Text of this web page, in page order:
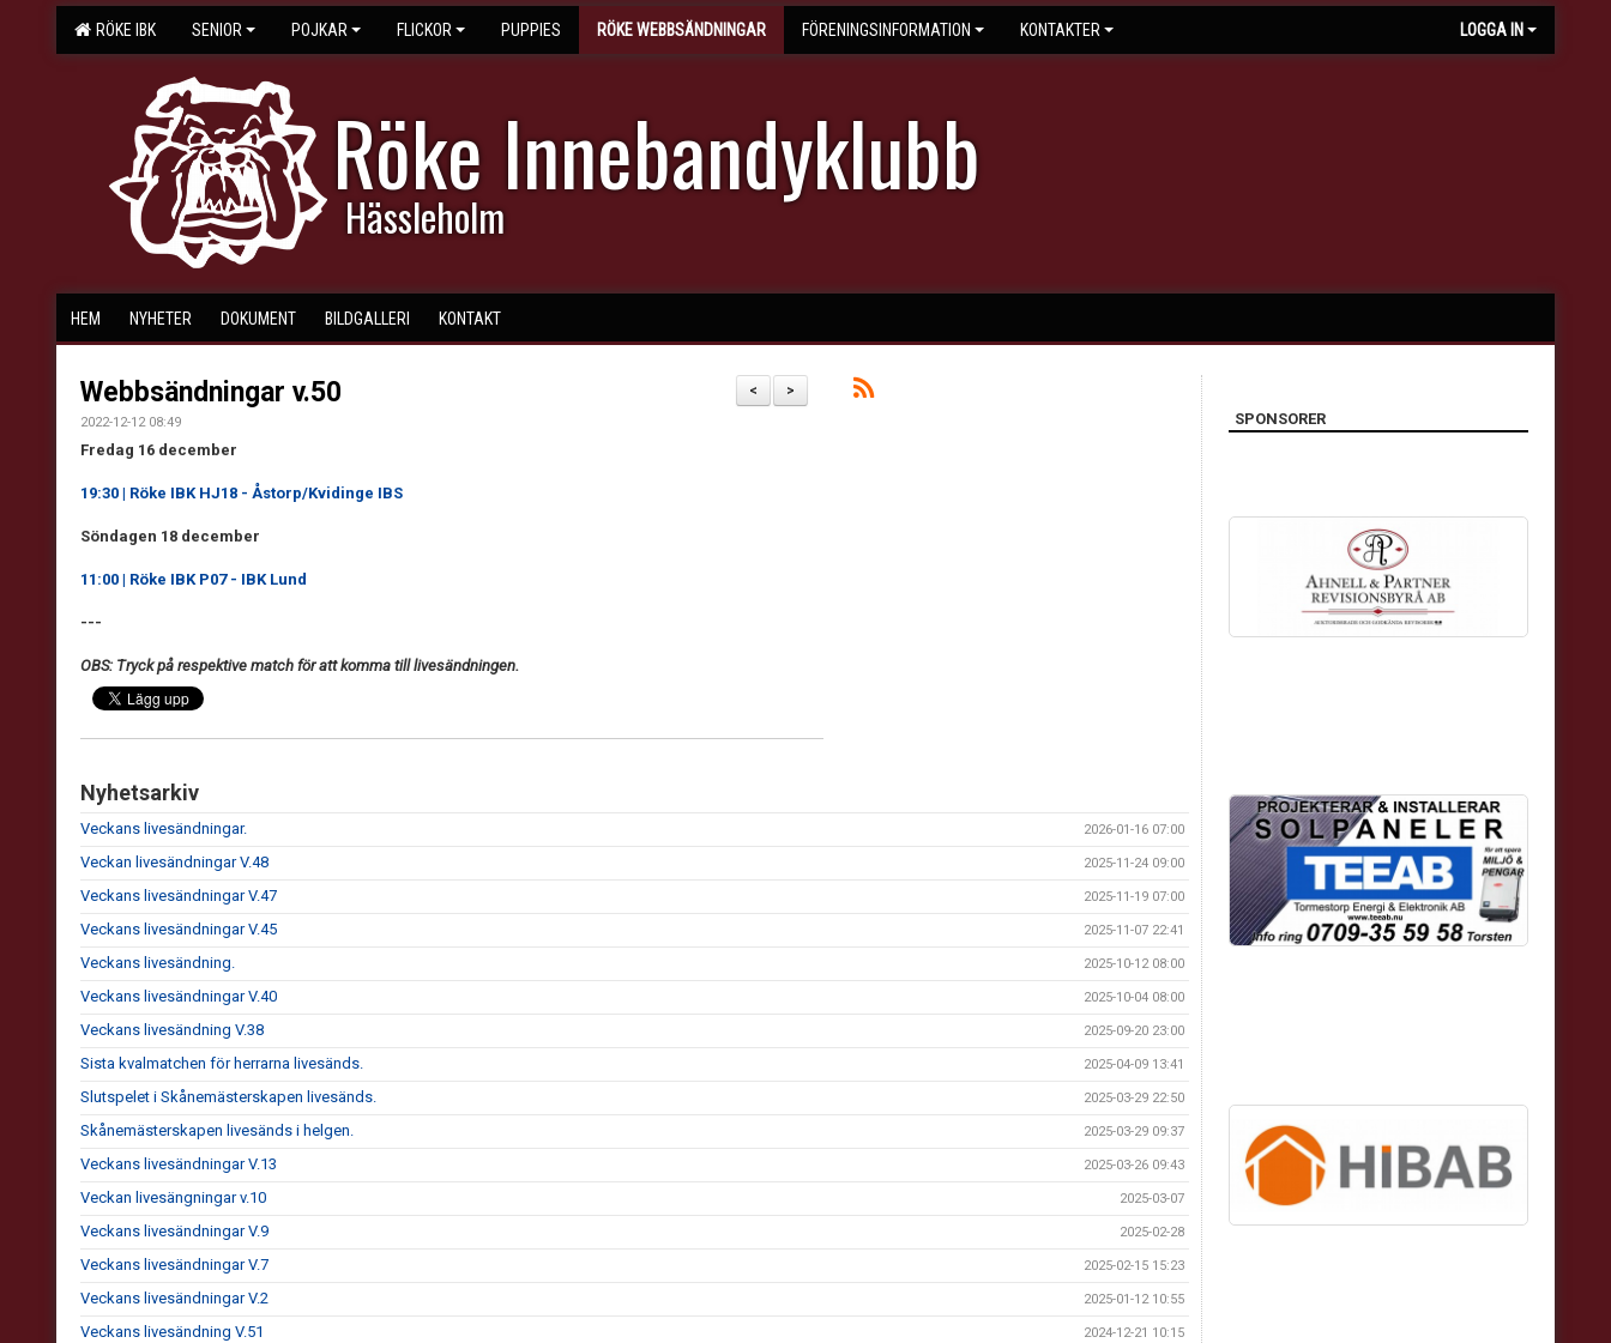
RÖKE IBK SENIOR POJKAR FLICKOR PUPPIES RÖKE WEBBSÄNDNINGAR FÖRENINGSINFORMATION KONTAKTER LOGGA IN
Röke Innebandyklubb
Hässleholm
HEM NYHETER DOKUMENT BILDGALLERI KONTAKT
>
<
Webbsändningar v.50
2022-12-12 08:49
Fredag 16 december
19:30 | Röke IBK HJ18 - Åstorp/Kvidinge IBS
Söndagen 18 december
11:00 | Röke IBK P07 - IBK Lund
---
OBS: Tryck på respektive match för att komma till livesändningen.
Nyhetsarkiv
Veckans livesändningar. 2026-01-16 07:00
Veckan livesändningar V.48 2025-11-24 09:00
Veckans livesändningar V.47 2025-11-19 07:00
Veckans livesändningar V.45 2025-11-07 22:41
Veckans livesändning. 2025-10-12 08:00
Veckans livesändningar V.40 2025-10-04 08:00
Veckans livesändning V.38 2025-09-20 23:00
Sista kvalmatchen för herrarna livesänds. 2025-04-09 13:41
Slutspelet i Skånemästerskapen livesänds. 2025-03-29 22:50
Skånemästerskapen livesänds i helgen. 2025-03-29 09:37
Veckans livesändningar V.13 2025-03-26 09:43
Veckan livesängningar v.10 2025-03-07
Veckans livesändningar V.9 2025-02-28
Veckans livesändningar V.7 2025-02-15 15:23
Veckans livesändningar V.2 2025-01-12 10:55
Veckans livesändning V.51 2024-12-21 10:15
SPONSORER